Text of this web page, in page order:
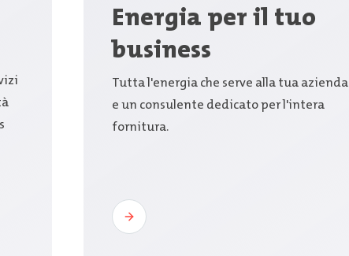
Energia per il tuo
business
Tutta l'energia che serve alla tua azienda
e un consulente dedicato per l'intera
fornitura.